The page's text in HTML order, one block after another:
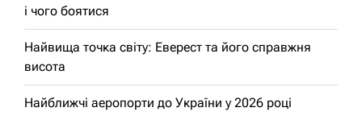
і чого боятися
Найвища точка світу: Еверест та його справжня
висота
Найближчі аеропорти до України у 2026 році